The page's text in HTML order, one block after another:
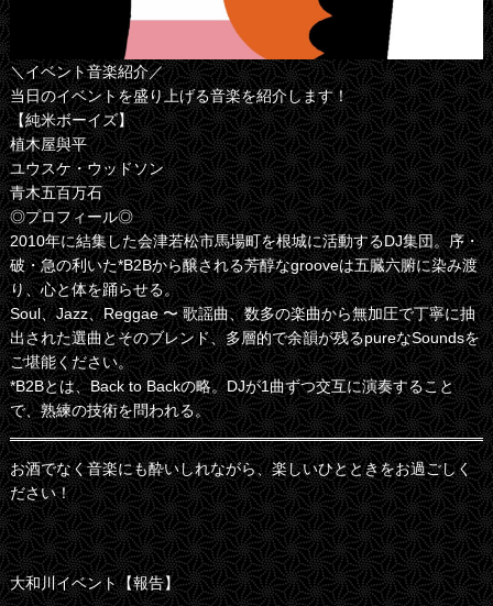
＼イベント音楽紹介／
当日のイベントを盛り上げる音楽を紹介します！
【純米ボーイズ】
植木屋與平
ユウスケ・ウッドソン
青木五百万石
◎プロフィール◎
2010年に結集した会津若松市馬場町を根城に活動するDJ集団。序・
破・急の利いた*B2Bから醸される芳醇なgrooveは五臓六腑に染み渡
り、心と体を踊らせる。
Soul、Jazz、Reggae 〜 歌謡曲、数多の楽曲から無加圧で丁寧に抽
出された選曲とそのブレンド、多層的で余韻が残るpureなSoundsを
ご堪能ください。
*B2Bとは、Back to Backの略。DJが1曲ずつ交互に演奏すること
で、熟練の技術を問われる。
お酒でなく音楽にも酔いしれながら、楽しいひとときをお過ごしく
ださい！
大和川イベント【報告】